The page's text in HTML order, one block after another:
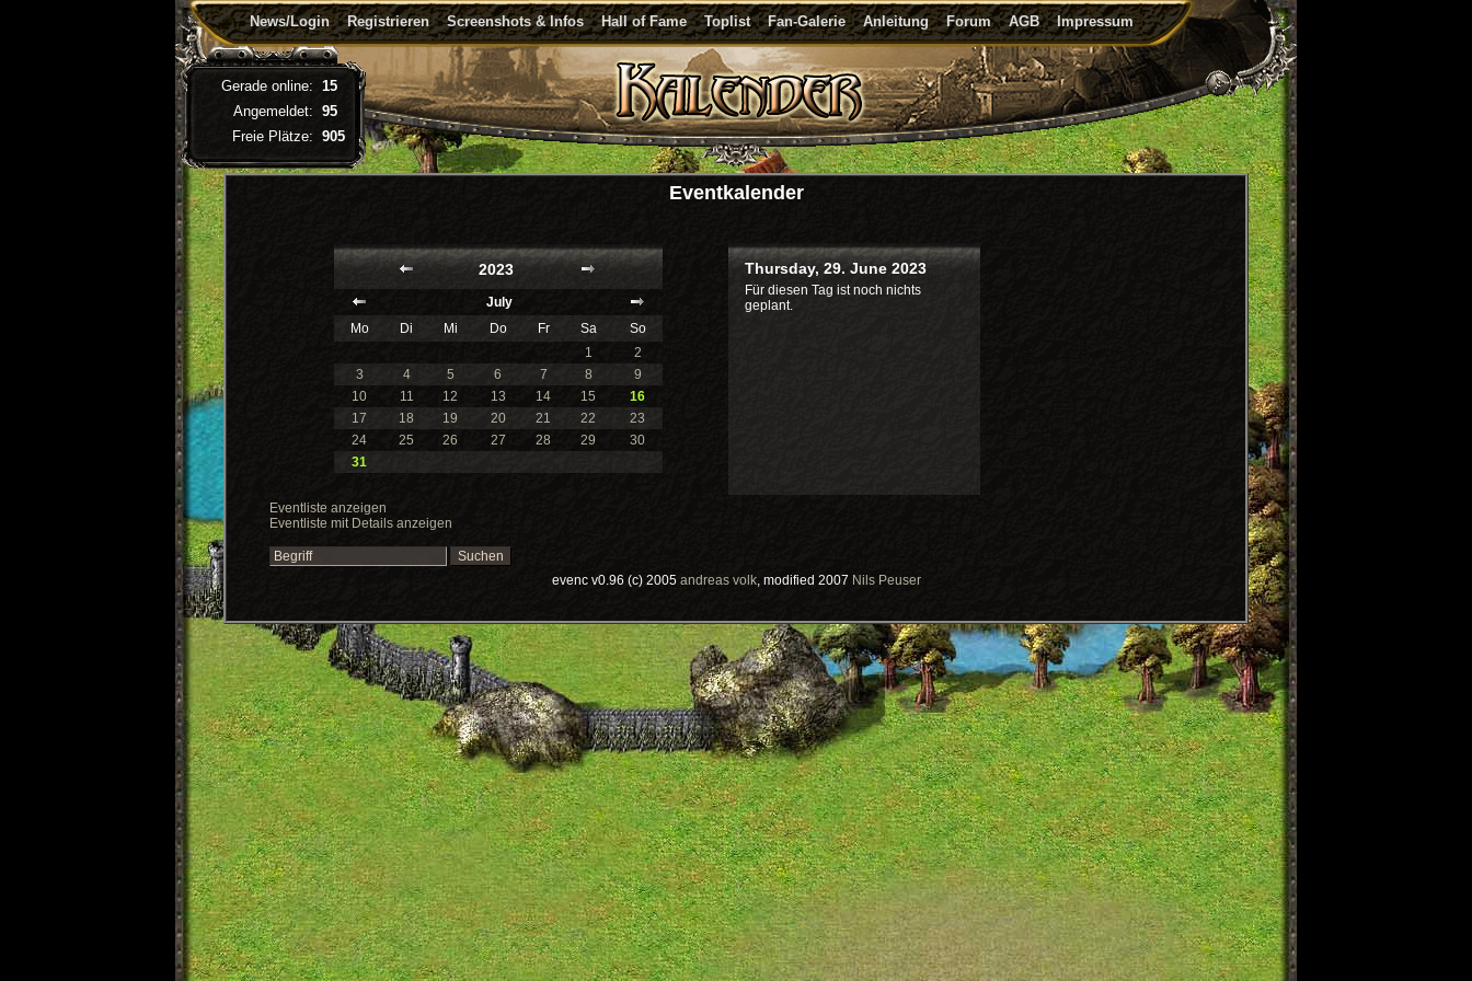
News/Login Registrieren Screenshots & Infos Hall of Fame Toplist Fan-Galerie Anleitung Forum AGB Impressum
Eventkalender
2023
July
Mo
Di Mi Do Fr Sa
So
1
2
3
4 5 6 7 8
9
10
11 12 13 14 15
16
17
18 19 20 21 22
23
24
25 26 27 28 29
30
31
Eventliste anzeigen
Eventliste mit Details anzeigen
Thursday, 29. June 2023
Für diesen Tag ist noch nichts
geplant.
evenc v0.96 (c) 2005 andreas volk, modified 2007 Nils Peuser
Gerade online: 15
Angemeldet: 95
Freie Plätze: 905